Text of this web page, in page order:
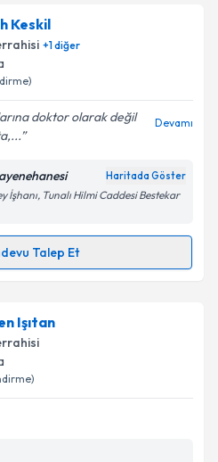
e-posta ile
işlenmesine ilişkin
kişisel verilerimin belirtilen
kabul ediyorum.
Talebini Gönder
Keskil
+1diğer
doktor olarak değil
Devamı
Haritada Göster
İşhanı, Tunalı Hilmi Caddesi Bestekar
Talep Et
için randevu takvimi talebi
randevu almanız için bir
e-posta ile bilgilendireceğiz.
Işıtan